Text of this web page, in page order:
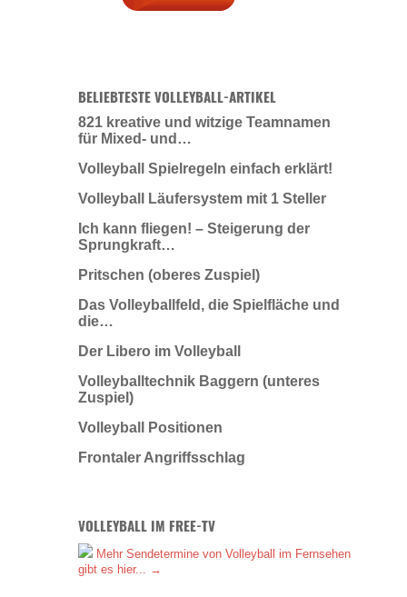
BELIEBTESTE VOLLEYBALL-ARTIKEL
821 kreative und witzige Teamnamen
für Mixed- und…
Volleyball Spielregeln einfach erklärt!
Volleyball Läufersystem mit 1 Steller
Ich kann fliegen! – Steigerung der
Sprungkraft…
Pritschen (oberes Zuspiel)
Das Volleyballfeld, die Spielfläche und
die…
Der Libero im Volleyball
Volleyballtechnik Baggern (unteres
Zuspiel)
Volleyball Positionen
Frontaler Angriffsschlag
VOLLEYBALL IM FREE-TV
Mehr Sendetermine von Volleyball im Fernsehen
gibt es hier... →